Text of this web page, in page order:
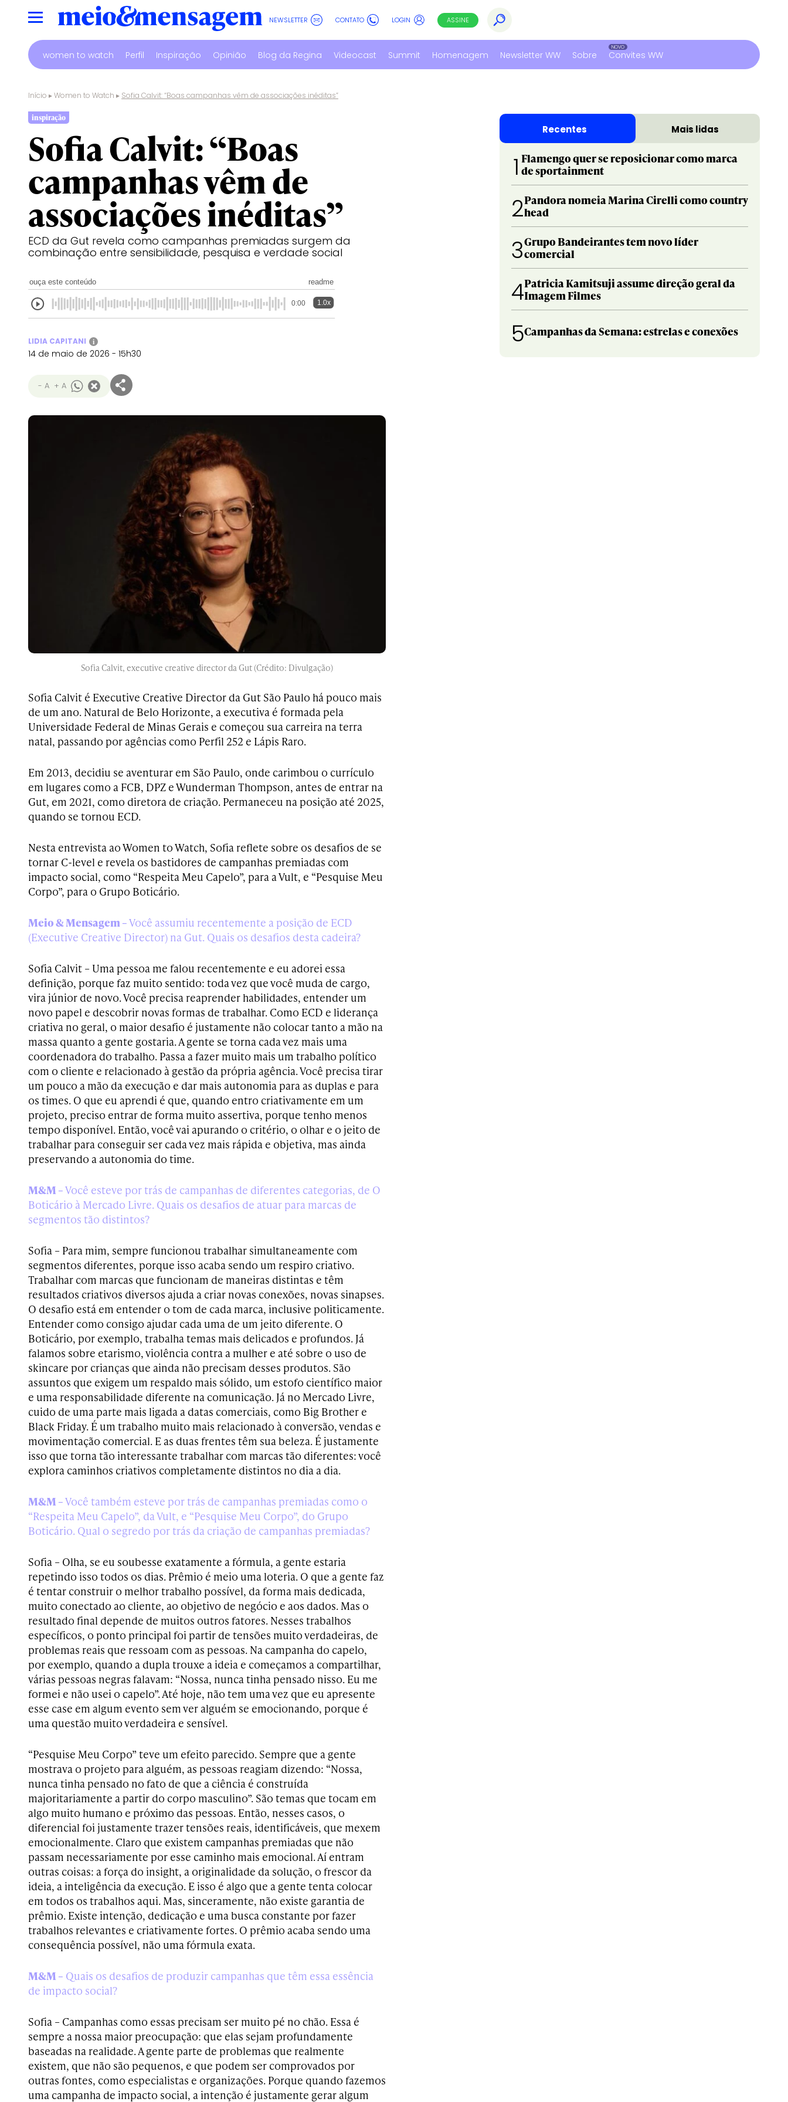
NEWSLETTER CONTATO LOGIN ASSINE
women to watch Perfil Inspiração Opinião Blog da Regina Videocast Summit Homenagem Newsletter WW Sobre Convites WW
Início ▸Women to Watch ▸ Sofia Calvit: “Boas campanhas vêm de associações inéditas”
inspiração
Sofia Calvit: “Boas
campanhas vêm de
associações inéditas”
ECD da Gut revela como campanhas premiadas surgem da
combinação entre sensibilidade, pesquisa e verdade social
ouça este conteúdo readme
0:00 1.0x
LIDIA CAPITANI i
14 de maio de 2026 - 15h30
- A + A
Sofia Calvit, executive creative director da Gut (Crédito: Divulgação)
Sofia Calvit é Executive Creative Director da Gut São Paulo há pouco mais
de um ano. Natural de Belo Horizonte, a executiva é formada pela
Universidade Federal de Minas Gerais e começou sua carreira na terra
natal, passando por agências como Perfil 252 e Lápis Raro.
Em 2013, decidiu se aventurar em São Paulo, onde carimbou o currículo
em lugares como a FCB, DPZ e Wunderman Thompson, antes de entrar na
Gut, em 2021, como diretora de criação. Permaneceu na posição até 2025,
quando se tornou ECD.
Nesta entrevista ao Women to Watch, Sofia reflete sobre os desafios de se
tornar C-level e revela os bastidores de campanhas premiadas com
impacto social, como “Respeita Meu Capelo”, para a Vult, e “Pesquise Meu
Corpo”, para o Grupo Boticário.
Meio & Mensagem –Você assumiu recentemente a posição de ECD
(Executive Creative Director) na Gut. Quais os desafios desta cadeira?
Sofia Calvit – Uma pessoa me falou recentemente e eu adorei essa
definição, porque faz muito sentido: toda vez que você muda de cargo,
vira júnior de novo. Você precisa reaprender habilidades, entender um
novo papel e descobrir novas formas de trabalhar. Como ECD e liderança
criativa no geral, o maior desafio é justamente não colocar tanto a mão na
massa quanto a gente gostaria. A gente se torna cada vez mais uma
coordenadora do trabalho. Passa a fazer muito mais um trabalho político
com o cliente e relacionado à gestão da própria agência. Você precisa tirar
um pouco a mão da execução e dar mais autonomia para as duplas e para
os times. O que eu aprendi é que, quando entro criativamente em um
projeto, preciso entrar de forma muito assertiva, porque tenho menos
tempo disponível. Então, você vai apurando o critério, o olhar e o jeito de
trabalhar para conseguir ser cada vez mais rápida e objetiva, mas ainda
preservando a autonomia do time.
M&M –Você esteve por trás de campanhas de diferentes categorias, de O
Boticário à Mercado Livre. Quais os desafios de atuar para marcas de
segmentos tão distintos?
Sofia – Para mim, sempre funcionou trabalhar simultaneamente com
segmentos diferentes, porque isso acaba sendo um respiro criativo.
Trabalhar com marcas que funcionam de maneiras distintas e têm
resultados criativos diversos ajuda a criar novas conexões, novas sinapses.
O desafio está em entender o tom de cada marca, inclusive politicamente.
Entender como consigo ajudar cada uma de um jeito diferente. O
Boticário, por exemplo, trabalha temas mais delicados e profundos. Já
falamos sobre etarismo, violência contra a mulher e até sobre o uso de
skincare por crianças que ainda não precisam desses produtos. São
assuntos que exigem um respaldo mais sólido, um estofo científico maior
e uma responsabilidade diferente na comunicação. Já no Mercado Livre,
cuido de uma parte mais ligada a datas comerciais, como Big Brother e
Black Friday. É um trabalho muito mais relacionado à conversão, vendas e
movimentação comercial. E as duas frentes têm sua beleza. É justamente
isso que torna tão interessante trabalhar com marcas tão diferentes: você
explora caminhos criativos completamente distintos no dia a dia.
M&M –Você também esteve por trás de campanhas premiadas como o
“Respeita Meu Capelo”, da Vult, e “Pesquise Meu Corpo”, do Grupo
Boticário. Qual o segredo por trás da criação de campanhas premiadas?
Sofia – Olha, se eu soubesse exatamente a fórmula, a gente estaria
repetindo isso todos os dias. Prêmio é meio uma loteria. O que a gente faz
é tentar construir o melhor trabalho possível, da forma mais dedicada,
muito conectado ao cliente, ao objetivo de negócio e aos dados. Mas o
resultado final depende de muitos outros fatores. Nesses trabalhos
específicos, o ponto principal foi partir de tensões muito verdadeiras, de
problemas reais que ressoam com as pessoas. Na campanha do capelo,
por exemplo, quando a dupla trouxe a ideia e começamos a compartilhar,
várias pessoas negras falavam: “Nossa, nunca tinha pensado nisso. Eu me
formei e não usei o capelo”. Até hoje, não tem uma vez que eu apresente
esse case em algum evento sem ver alguém se emocionando, porque é
uma questão muito verdadeira e sensível.
“Pesquise Meu Corpo” teve um efeito parecido. Sempre que a gente
mostrava o projeto para alguém, as pessoas reagiam dizendo: “Nossa,
nunca tinha pensado no fato de que a ciência é construída
majoritariamente a partir do corpo masculino”. São temas que tocam em
algo muito humano e próximo das pessoas. Então, nesses casos, o
diferencial foi justamente trazer tensões reais, identificáveis, que mexem
emocionalmente. Claro que existem campanhas premiadas que não
passam necessariamente por esse caminho mais emocional. Aí entram
outras coisas: a força do insight, a originalidade da solução, o frescor da
ideia, a inteligência da execução. E isso é algo que a gente tenta colocar
em todos os trabalhos aqui. Mas, sinceramente, não existe garantia de
prêmio. Existe intenção, dedicação e uma busca constante por fazer
trabalhos relevantes e criativamente fortes. O prêmio acaba sendo uma
consequência possível, não uma fórmula exata.
M&M – Quais os desafios de produzir campanhas que têm essa essência
de impacto social?
Sofia – Campanhas como essas precisam ser muito pé no chão. Essa é
sempre a nossa maior preocupação: que elas sejam profundamente
baseadas na realidade. A gente parte de problemas que realmente
existem, que não são pequenos, e que podem ser comprovados por
outras fontes, como especialistas e organizações. Porque quando fazemos
uma campanha de impacto social, a intenção é justamente gerar algum
Recentes Mais lidas
1 Flamengo quer se reposicionar como marca
de sportainment
2Pandora nomeia Marina Cirelli como country
head
3Grupo Bandeirantes tem novo líder
comercial
4Patricia Kamitsuji assume direção geral da
Imagem Filmes
5Campanhas da Semana: estrelas e conexões